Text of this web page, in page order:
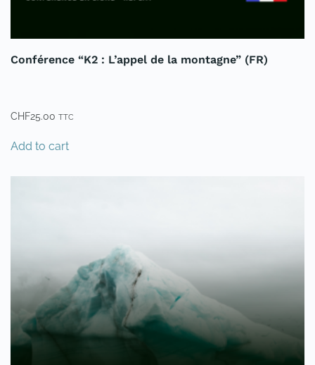
Conférence “K2 : L’appel de la montagne” (FR)
CHF25.00 TTC
Add to cart